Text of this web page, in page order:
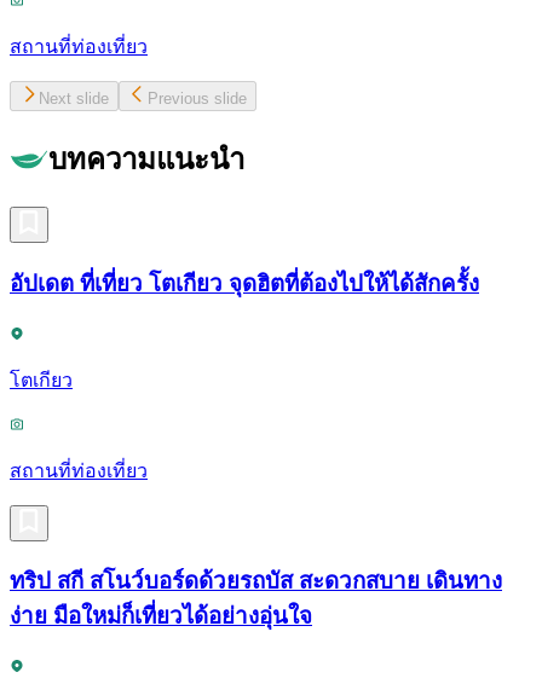
สถานที่ท่องเที่ยว
Next slide Previous slide
บทความแนะนำ
อัปเดต ที่เที่ยว โตเกียว จุดฮิตที่ต้องไปให้ได้สักครั้ง
โตเกียว
สถานที่ท่องเที่ยว
ทริป สกี สโนว์บอร์ดด้วยรถบัส สะดวกสบาย เดินทาง
ง่าย มือใหม่ก็เที่ยวได้อย่างอุ่นใจ